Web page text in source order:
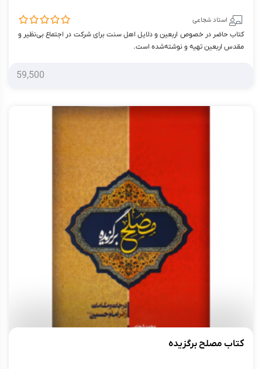
استاد شجاعی
کتاب حاضر در خصوص اربعین و دلایل اهل سنت برای شرکت در اجتماع بی‌نظیر و
مقدس اربعین تهیه و نوشته‌شده است.
59,500
کتاب مصلح برگزیده